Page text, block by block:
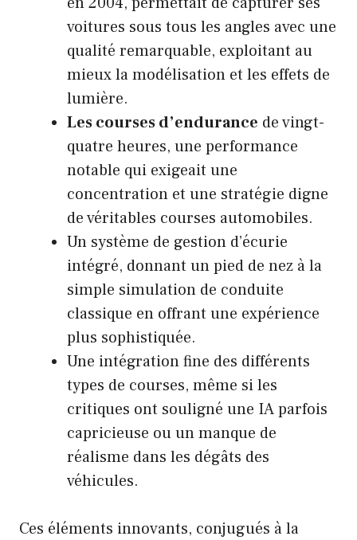
voitures sous tous les angles avec une
qualité remarquable, exploitant au
mieux la modélisation et les effets de
lumière.
Les courses d’endurance de vingt-
quatre heures, une performance
notable qui exigeait une
concentration et une stratégie digne
de véritables courses automobiles.
Un système de gestion d’écurie
intégré, donnant un pied de nez à la
simple simulation de conduite
classique en offrant une expérience
plus sophistiquée.
Une intégration fine des différents
types de courses, même si les
critiques ont souligné une IA parfois
capricieuse ou un manque de
réalisme dans les dégâts des
véhicules.
Ces éléments innovants, conjugués à la